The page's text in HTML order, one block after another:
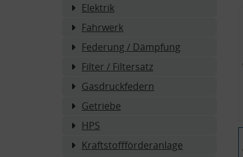
Elektrik
Fahrwerk
Federung / Dämpfung
Filter / Filtersatz
Gasdruckfedern
Getriebe
HPS
Kraftstoffförderanlage